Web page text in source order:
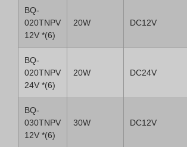
BQ-
020TNPV
12V *(6)
20W DC12V
BQ-
020TNPV
24V *(6)
20W DC24V
BQ-
030TNPV
12V *(6)
30W DC12V